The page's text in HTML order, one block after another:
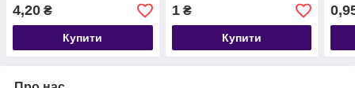
4,20 ₴
Купити
1₴
Купити